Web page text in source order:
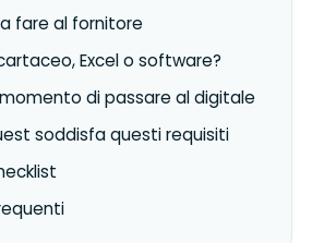
fare al fornitore
Excel o software?
di passare al digitale
soddisfa questi requisiti